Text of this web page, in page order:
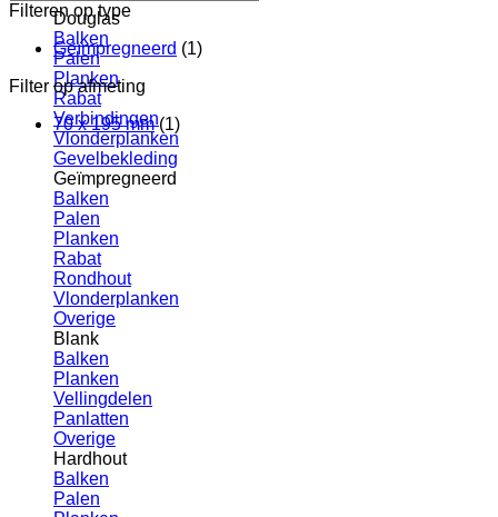
Douglas
Balken
Palen
Planken
Rabat
Verbindingen
Vlonderplanken
Gevelbekleding
Geïmpregneerd
Balken
Palen
Planken
Rabat
Rondhout
Vlonderplanken
Overige
Blank
Balken
Planken
Vellingdelen
Panlatten
Overige
Hardhout
Balken
Palen
Filteren op type
Geïmpregneerd (1)
Filter op afmeting
70 x 195 mm (1)